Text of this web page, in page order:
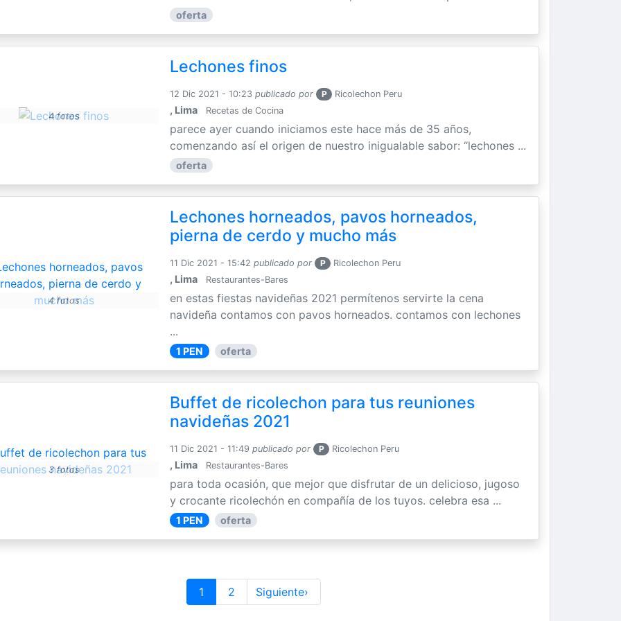
oferta
4 fotos
Lechones finos
12 Dic 2021 - 10:23 publicado por P Ricolechon Peru
, Lima Recetas de Cocina
parece ayer cuando iniciamos este hace más de 35 años,
comenzando así el origen de nuestro inigualable sabor: “lechones ...
oferta
4 fotos
Lechones horneados, pavos horneados,
pierna de cerdo y mucho más
11 Dic 2021 - 15:42 publicado por P Ricolechon Peru
, Lima Restaurantes-Bares
en estas fiestas navideñas 2021 permítenos servirte la cena
navideña contamos con pavos horneados. contamos con lechones
...
1 PEN oferta
3 fotos
Buffet de ricolechon para tus reuniones
navideñas 2021
11 Dic 2021 - 11:49 publicado por P Ricolechon Peru
, Lima Restaurantes-Bares
para toda ocasión, que mejor que disfrutar de un delicioso, jugoso
y crocante ricolechón en compañía de los tuyos. celebra esa ...
1 PEN oferta
1 2 Siguiente›